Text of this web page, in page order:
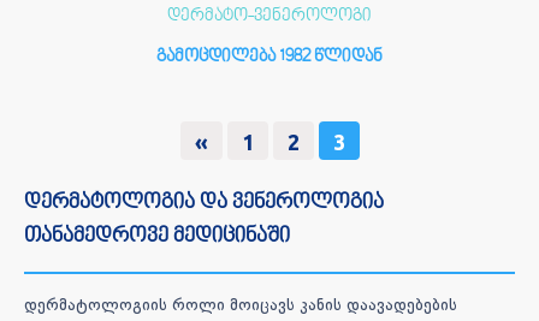
დერმატო-ვენეროლოგი
გამოცდილება 1982 წლიდან
« 1 2 3
დერმატოლოგია და ვენეროლოგია
თანამედროვე მედიცინაში
დერმატოლოგიის როლი მოიცავს კანის დაავადებების